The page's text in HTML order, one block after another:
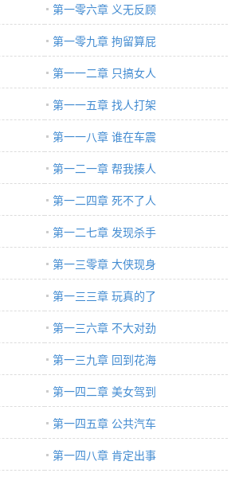
第一零六章 义无反顾
第一零九章 拘留算屁
第一一二章 只搞女人
第一一五章 找人打架
第一一八章 谁在车震
第一二一章 帮我揍人
第一二四章 死不了人
第一二七章 发现杀手
第一三零章 大侠现身
第一三三章 玩真的了
第一三六章 不大对劲
第一三九章 回到花海
第一四二章 美女驾到
第一四五章 公共汽车
第一四八章 肯定出事